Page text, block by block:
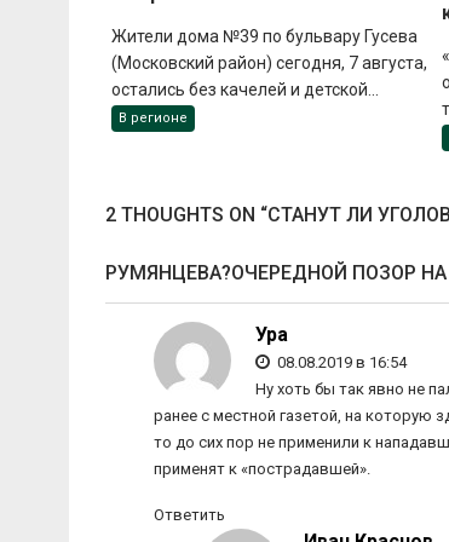
Жители дома №39 по бульвару Гусева
(Московский район) сегодня, 7 августа,
остались без качелей и детской...
В регионе
2 THOUGHTS ON “СТАНУТ ЛИ
РУМЯНЦЕВА?ОЧЕРЕДНОЙ ПОЗОР
Ура
08.08.2019 в 16:54
Ну хоть бы так явно не
ранее с местной газетой, на которую
то до сих пор не применили к
применят к «пострадавшей».
Ответить